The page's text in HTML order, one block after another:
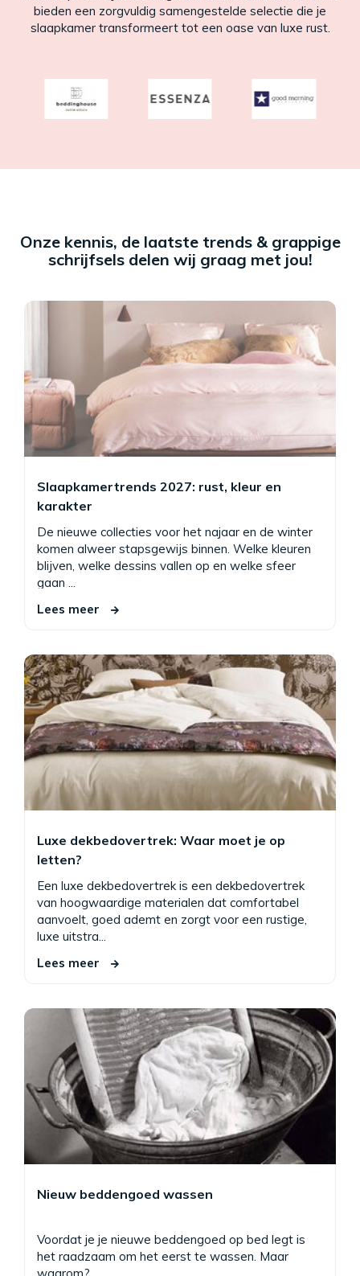
bieden een zorgvuldig samengestelde selectie die je
slaapkamer transformeert tot een oase van luxe rust.
Onze kennis, de laatste trends & grappige
schrijfsels delen wij graag met jou!
Slaapkamertrends 2027: rust, kleur en
karakter
De nieuwe collecties voor het najaar en de winter
komen alweer stapsgewijs binnen. Welke kleuren
blijven, welke dessins vallen op en welke sfeer
gaan ...
Lees meer
Luxe dekbedovertrek: Waar moet je op
letten?
Een luxe dekbedovertrek is een dekbedovertrek
van hoogwaardige materialen dat comfortabel
aanvoelt, goed ademt en zorgt voor een rustige,
luxe uitstra...
Lees meer
Nieuw beddengoed wassen
Voordat je je nieuwe beddengoed op bed legt is
het raadzaam om het eerst te wassen. Maar